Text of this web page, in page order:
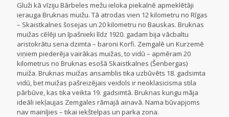
Gluži kā vīziju Bārbeles mežu ieloka piekalnē apmeklētāji
ierauga Bruknas muižu. Tā atrodas vien 12 kilometru no Rīgas
– Skaistkalnes šosejas un 20 kilometru no Bauskas. Bruknas
muižas cēlēji un īpašnieki līdz 1920. gadam bija vācbaltu
aristokrātu sena dzimta – baroni Korfi. Zemgalē un Kurzemē
viņiem piederēja vairākas muižas, to vidū – apmēram 20
kilometrus no Bruknas esošā Skaistkalnes (Šenbergas)
muiža. Bruknas muižas ansamblis tika uzbūvēts 18. gadsimta
vidū, bet muižas pašreizējais veidols ir neoklasicisma stila
pārbūve, kas tika veikta 19. gadsimtā. Bruknas kungu māja
ideāli iekļaujas Zemgales rāmajā ainavā. Nama būvapjoms
nav mainījies – tikai iekštelpas un parka zona.